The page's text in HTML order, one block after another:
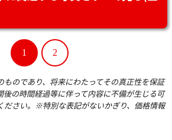
1 2
のであり、将来にわたってその真正性を保証
後の時間経過等に伴って内容に不備が生じる可
ださい。※特別な表記がないかぎり、価格情報